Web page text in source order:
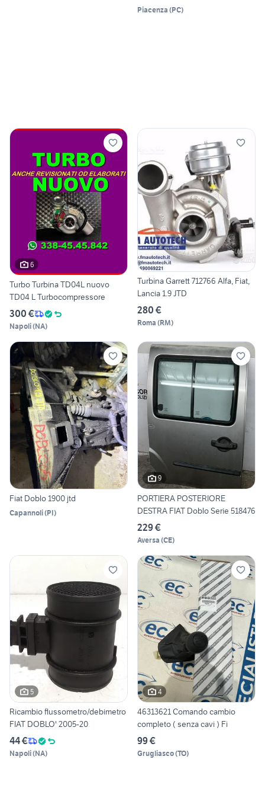
Piacenza (PC)
6
Turbo Turbina TD04L nuovo
TD04 L Turbocompressore
300 €
Napoli(NA)
Turbina Garrett 712766 Alfa, Fiat,
Lancia 1.9 JTD
280 €
Roma (RM)
Fiat Doblo 1900 jtd
Capannoli(PI)
9
PORTIERA POSTERIORE
DESTRA FIAT Doblo Serie 518476
229 €
Aversa (CE)
5
Ricambio flussometro/debimetro
FIAT DOBLO' 2005-20
44 €
Napoli(NA)
4
46313621 Comando cambio
completo ( senza cavi ) Fi
99 €
Grugliasco(TO)